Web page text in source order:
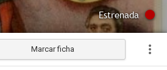
Estrenada
Marcar ficha